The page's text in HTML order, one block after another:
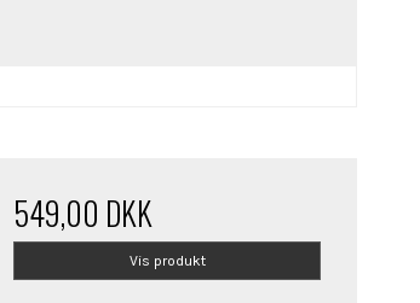
549,00 DKK
Vis produkt